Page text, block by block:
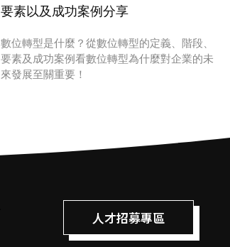
要素以及成功案例分享
數位轉型是什麼？從數位轉型的定義、階段、
要素及成功案例看數位轉型為什麼對企業的未
來發展至關重要！
人才招募專區